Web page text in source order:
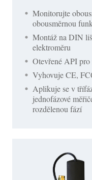
Monitorujte
obousměrnou
Montáž na DIN
elektroměru
Otevřené API pro
Vyhovuje CE,
Aplikuje se v
jednofázové
rozdělenou fází